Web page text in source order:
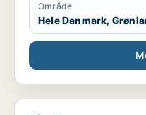
Område
Hele Danmark,